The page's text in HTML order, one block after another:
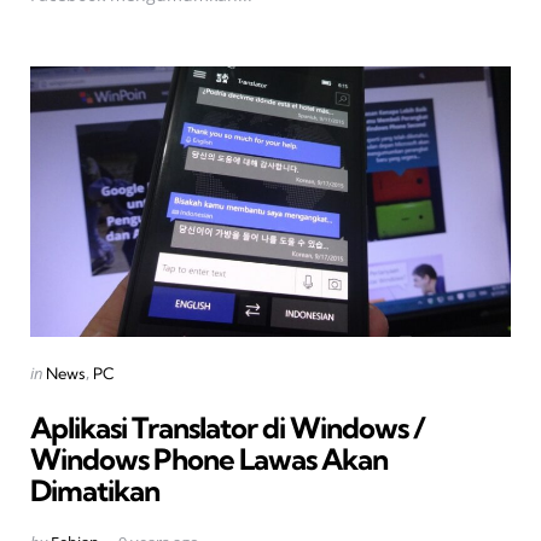
Categories
Posted
in News PC
Aplikasi Translator di Windows /
Windows Phone Lawas Akan
Dimatikan